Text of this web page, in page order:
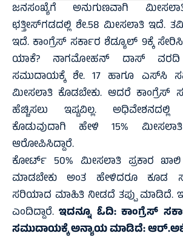
ಜನಸಂಖ್ಯೆಗೆ ಅನುಗುಣವಾಗಿ
ಛತ್ತೀಸ್‌ಗಡದಲ್ಲಿ ಶೇ.58 ಮೀಸಲಾತಿ ಇದೆ.
ಇದೆ. ಕಾಂಗ್ರೆಸ್ ಸರ್ಕಾರ ಶೆಡ್ಯೂಲ್ 9ಕ್ಕೆ
ಯಾಕೆ? ನಾಗಮೋಹನ್ ದಾಸ್ ವರದಿ
ಸಮುದಾಯಕ್ಕೆ ಶೇ. 17 ಹಾಗೂ ಎಸ್‌ಸಿ
ಮೀಸಲಾತಿ ಕೊಡಬೇಕು. ಆದರೆ ಕಾಂಗ್ರೆಸ್
ಹೆಚ್ಚಿಸಲು ಇಷ್ಟವಿಲ್ಲ.
ಕೊಡುವುದಾಗಿ ಹೇಳಿ 15%
ಆರೋಪಿಸಿದ್ದಾರೆ.
ಕೋರ್ಟ್ 50% ಮೀಸಲಾತಿ ಪ್ರಕಾರ ಖಾಲಿ
ಮಾಡಬೇಕು ಅಂತ ಹೇಳಿದರೂ ಕೂಡ
ಸರಿಯಾದ ಮಾಹಿತಿ ನೀಡದೆ ತಪ್ಪು ಮಾಡಿದೆ.
ಎಂದಿದ್ದಾರೆ.ಇದನ್ನೂ ಓದಿ:ಕಾಂಗ್ರೆಸ್
ಸಮುದಾಯಕ್ಕೆ ಅನ್ಯಾಯ ಮಾಡಿದೆ: